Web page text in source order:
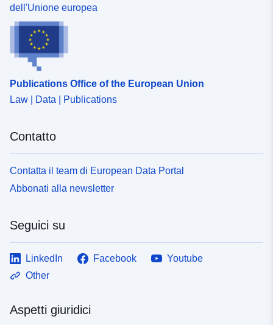
dell'Unione europea
Publications Office of the European Union
Law | Data | Publications
Contatto
Contatta il team di European Data Portal
Abbonati alla newsletter
Seguici su
LinkedIn Facebook
Youtube
Other
Aspetti giuridici